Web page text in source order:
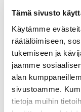
Tämä sivusto
Käytämme
räätälöimiseen,
tukemiseen ja
jaamme
alan
sivustoamme.
tietoja muihin
theme